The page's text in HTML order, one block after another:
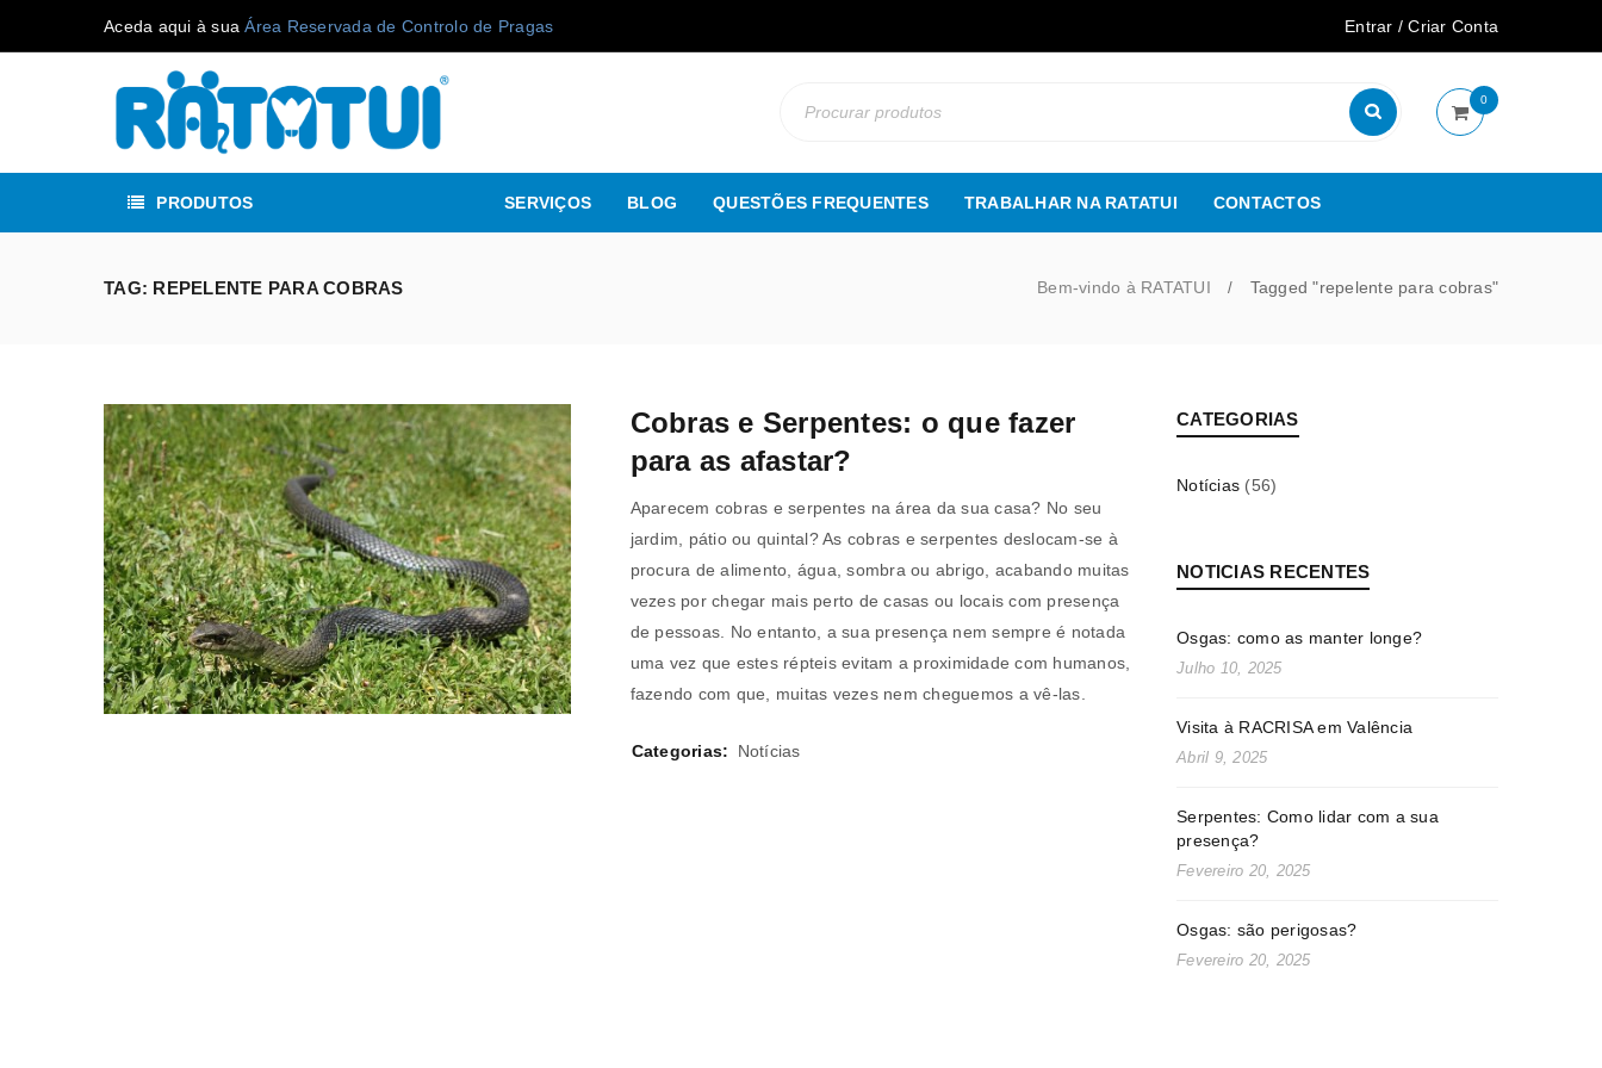
INICIAR SESSÃO
Nome de utilizador ou email*
REGISTAR NOVA CONTA
A ligação para definir uma nova senha será enviada para o seu
Aceda aqui à suaÁrea Reservada de Controlo de Pragas Entrar /Criar Conta
0
PRODUTOS SERVIÇOS BLOG QUESTÕES FREQUENTES TRABALHAR NA RATATUI CONTACTOS
TAG: REPELENTE PARA COBRAS Bem-vindo à RATATUI / Tagged "repelente para cobras"
Cobras e Serpentes: o que fazer
para as afastar?
Aparecem cobras e serpentes na área da sua casa? No seu
jardim, pátio ou quintal? As cobras e serpentes deslocam-se à
procura de alimento, água, sombra ou abrigo, acabando muitas
vezes por chegar mais perto de casas ou locais com presença
de pessoas. No entanto, a sua presença nem sempre é notada
uma vez que estes répteis evitam a proximidade com humanos,
fazendo com que, muitas vezes nem cheguemos a vê-las.
Categorias: Notícias
CATEGORIAS
Notícias (56)
NOTICIAS RECENTES
Osgas: como as manter longe?
Julho 10, 2025
Visita à RACRISA em Valência
Abril 9, 2025
Serpentes: Como lidar com a sua
presença?
Fevereiro 20, 2025
Osgas: são perigosas?
Fevereiro 20, 2025